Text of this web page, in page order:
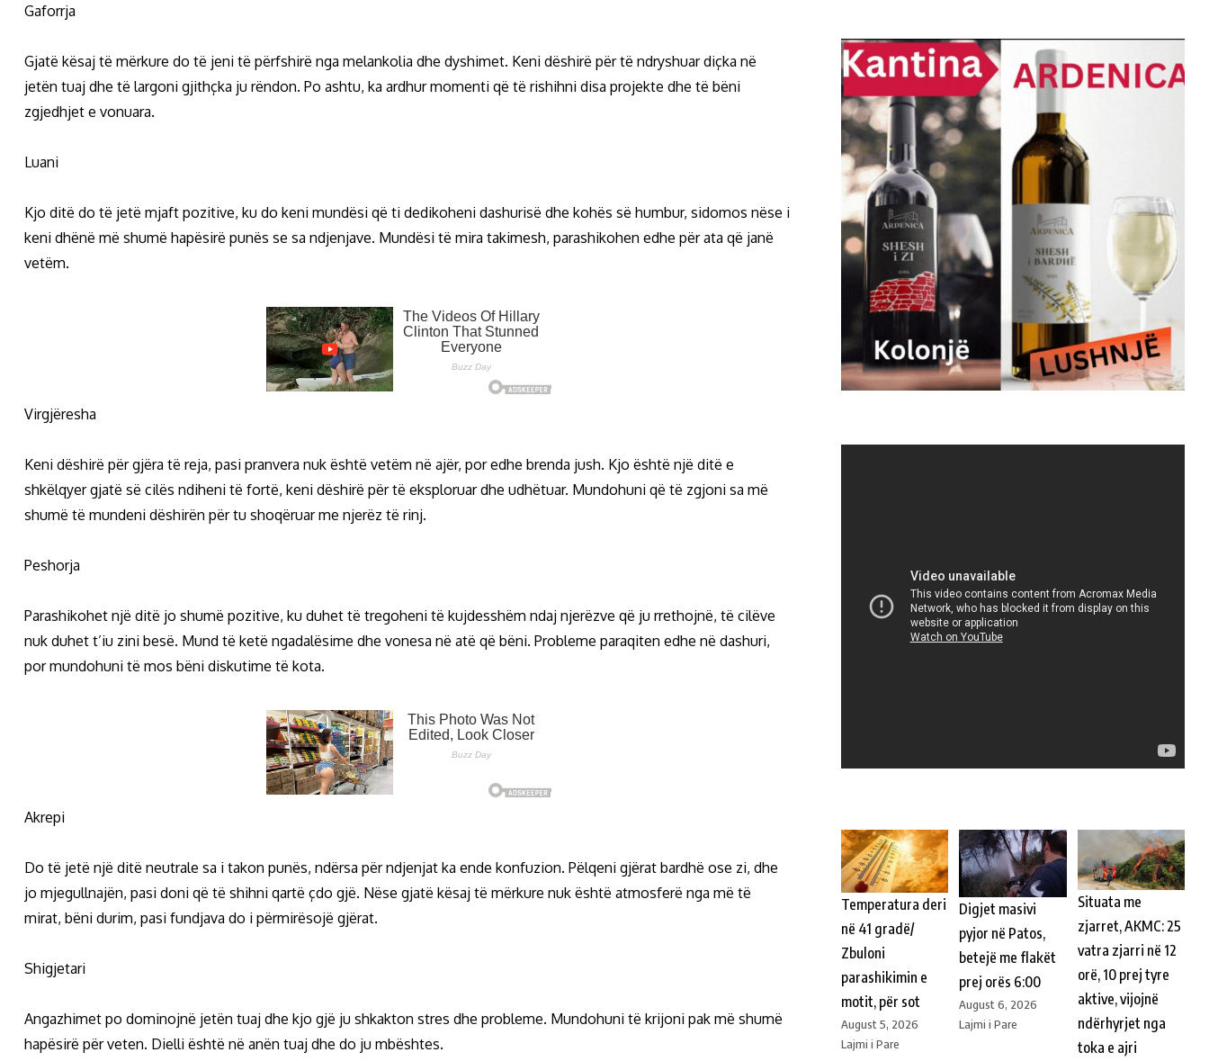
Gaforrja
Gjatë kësaj të mërkure do të jeni të përfshirë nga melankolia dhe dyshimet. Keni dëshirë për të ndryshuar diçka në
jetën tuaj dhe të largoni gjithçka ju rëndon. Po ashtu, ka ardhur momenti që të rishihni disa projekte dhe të bëni
zgjedhjet e vonuara.
Luani
Kjo ditë do të jetë mjaft pozitive, ku do keni mundësi që ti dedikoheni dashurisë dhe kohës së humbur, sidomos nëse i
keni dhënë më shumë hapësirë punës se sa ndjenjave. Mundësi të mira takimesh, parashikohen edhe për ata që janë
vetëm.
Virgjëresha
Keni dëshirë për gjëra të reja, pasi pranvera nuk është vetëm në ajër, por edhe brenda jush. Kjo është një ditë e
shkëlqyer gjatë së cilës ndiheni të fortë, keni dëshirë për të eksploruar dhe udhëtuar. Mundohuni që të zgjoni sa më
shumë të mundeni dëshirën për tu shoqëruar me njerëz të rinj.
Peshorja
Parashikohet një ditë jo shumë pozitive, ku duhet të tregoheni të kujdesshëm ndaj njerëzve që ju rrethojnë, të cilëve
nuk duhet t’iu zini besë. Mund të ketë ngadalësime dhe vonesa në atë që bëni. Probleme paraqiten edhe në dashuri,
por mundohuni të mos bëni diskutime të kota.
Akrepi
Do të jetë një ditë neutrale sa i takon punës, ndërsa për ndjenjat ka ende konfuzion. Pëlqeni gjërat bardhë ose zi, dhe
jo mjegullnajën, pasi doni që të shihni qartë çdo gjë. Nëse gjatë kësaj të mërkure nuk është atmosferë nga më të
mirat, bëni durim, pasi fundjava do i përmirësojë gjërat.
Shigjetari
Angazhimet po dominojnë jetën tuaj dhe kjo gjë ju shkakton stres dhe probleme. Mundohuni të krijoni pak më shumë
hapësirë për veten. Dielli është në anën tuaj dhe do ju mbështes.
Temperatura deri
në 41 gradë/
Zbuloni
parashikimin e
motit, për sot
August 5, 2026
Lajmi i Pare
Digjet masivi
pyjor në Patos,
betejë me flakët
prej orës 6:00
August 6, 2026
Lajmi i Pare
Situata me
zjarret, AKMC: 25
vatra zjarri në 12
orë, 10 prej tyre
aktive, vijojnë
ndërhyrjet nga
toka e ajri